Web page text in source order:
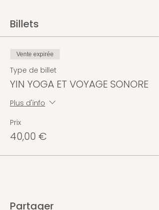
Billets
Vente expirée
Type de billet
YIN YOGA ET VOYAGE SONORE
Plus d'info
Prix
40,00 €
Partager